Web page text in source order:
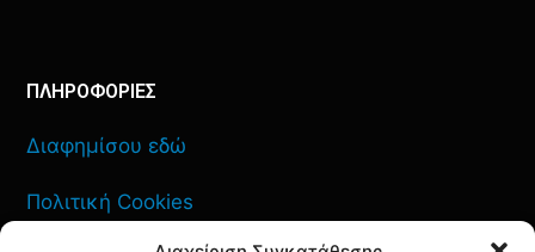
ΠΛΗΡΟΦΟΡΙΕΣ
Διαφημίσου εδώ
Πολιτική Cookies